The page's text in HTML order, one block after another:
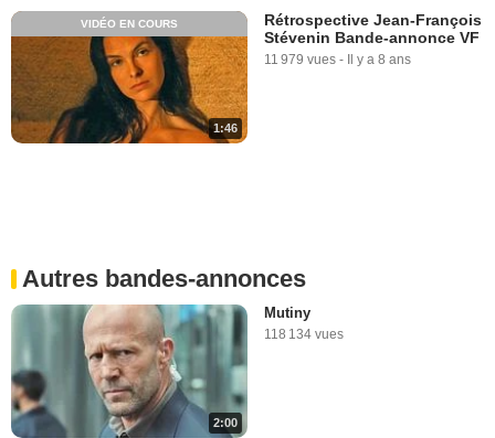
1:46
VIDÉO EN COURS
Rétrospective Jean-François
Stévenin Bande-annonce VF
11 979 vues - Il y a 8 ans
Autres bandes-annonces
2:00
Mutiny
118 134 vues